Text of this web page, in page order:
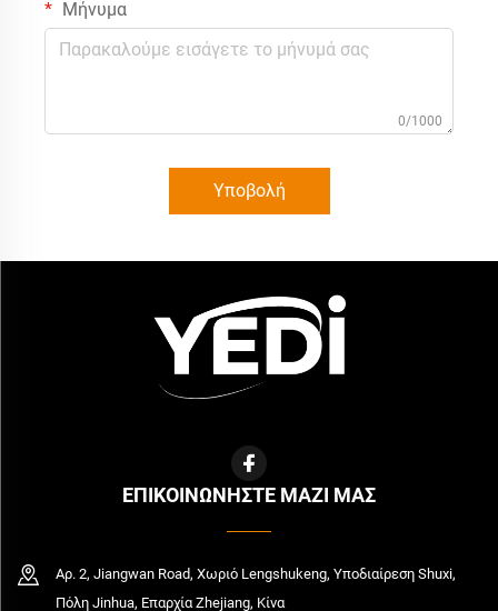
Μήνυμα
0/1000
Υποβολή
ΕΠΙΚΟΙΝΩΝΗΣΤΕ ΜΑΖΙ ΜΑΣ
Αρ. 2, Jiangwan Road, Χωριό Lengshukeng, Υποδιαίρεση Shuxi,
Πόλη Jinhua, Επαρχία Zhejiang, Κίνα